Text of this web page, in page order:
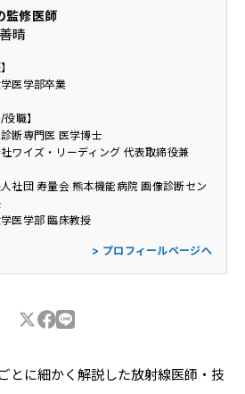
CONTACT
監修医師
晴
医学部卒業
役職】
断専門医 医学博士
ワイズ・リーディング 代表取締役兼
社団 寿量会 熊本機能病院 画像診断セン
医学部 臨床教授
> プロフィールページへ
とに細かく解説した放射線医師・技